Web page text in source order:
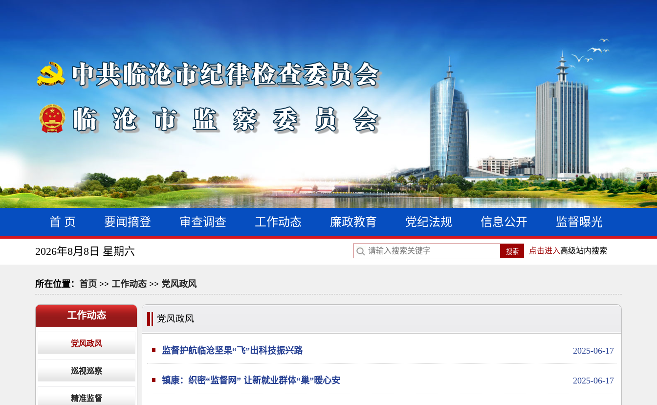
首 页 要闻摘登 审查调查 工作动态 廉政教育 党纪法规 信息公开 监督曝光
2026年8月8日 星期六 点击进入高级站内搜索
所在位置： 首页 >> 工作动态 >> 党风政风
工作动态
党风政风
巡视巡察
精准监督
党风政风
2025-06-17
监督护航临沧坚果“飞”出科技振兴路
2025-06-17
镇康：织密“监督网” 让新就业群体“巢”暖心安